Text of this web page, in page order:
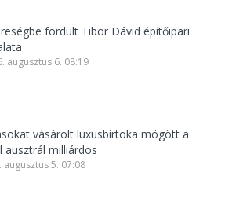
fordult Tibor Dávid építőipari
augusztus 6. 08:19
vásárolt luxusbirtoka mögött a
ausztrál milliárdos
augusztus 5. 07:08